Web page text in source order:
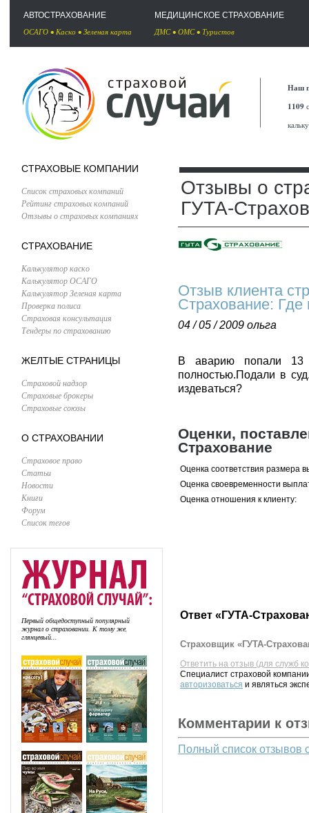
АВТОСТРАХОВАНИЕ
ОСАГО • Каско • Зеленая карта
МЕДИЦИНСКОЕ СТРАХОВАНИЕ
ДМС• ОМС• Туристов
Наш
1109
СТРАХОВЫЕ КОМПАНИИ
Список страховых компаний
Рейтинг страховых компаний
Отзывы о страховых компаниях
СТРАХОВАНИЕ
Калькулятор каско
Калькулятор ОСАГО
Калькулятор Зеленая карта
Проверка полиса
Страховая консультация
Тендеры по страхованию
ЖЕЛТЫЕ СТРАНИЦЫ
Страховой надзор
Страховые брокеры
Страховые союзы
О СТРАХОВАНИИ
Страховое право
Статьи
Новости
Книги
Форум
Список тегов
Первый общедоступный популярный
журнал о страховании. К тому же,
глянцевый...
Отзывы о
ГУТА-
Отзыв клиента
Страхование:
04 / 05 / 2009 ольга
В аварию попали 13
полностью.Подали в
издеваться?
Оценки,
Страхование
Оценка соответствия размера
Оценка своевременности
Оценка отношения к клиенту:
Ответ «ГУТА-
Страховщик «ГУТА-
Ответить на отзыв (для служб
Специалист страховой
авторизоваться и являться
Комментарии к
Полный список отзывов